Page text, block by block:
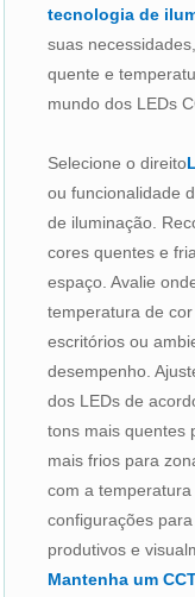
tecnologia de
suas
quente e
mundo dos LEDs
Selecione o direito
ou funcionalidade
de iluminação.
cores quentes e
espaço. Avalie
temperatura de
escritórios ou
desempenho.
dos LEDs de
tons mais quentes
mais frios para
com a
configurações
produtivos e
Mantenha um